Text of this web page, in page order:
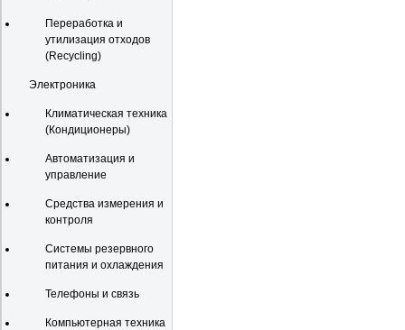
Переработка и
утилизация отходов
(Recycling)
Электроника
Климатическая техника
(Кондиционеры)
Автоматизация и
управление
Средства измерения и
контроля
Системы резервного
питания и охлаждения
Телефоны и связь
Компьютерная техника